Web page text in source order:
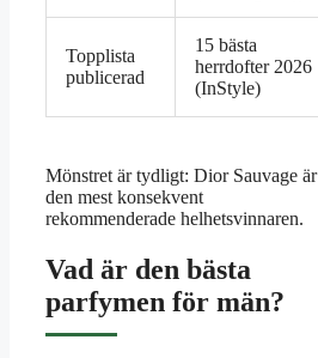
Topplista
publicerad
15 bästa
herrdofter 2026
(InStyle)
Mönstret är tydligt: Dior Sauvage är
den mest konsekvent
rekommenderade helhetsvinnaren.
Vad är den bästa
parfymen för män?